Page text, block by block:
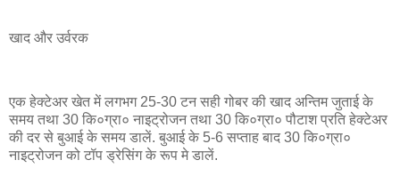
खाद और उर्वरक
एक हेक्टेअर खेत में लगभग 25-30 टन सही गोबर की खाद अन्तिम जुताई के
समय तथा 30 कि०ग्रा० नाइट्रोजन तथा 30 कि०ग्रा० पौटाश प्रति हेक्टेअर
की दर से बुआई के समय डालें. बुआई के 5-6 सप्ताह बाद 30 कि०ग्रा०
नाइट्रोजन को टॉप ड्रेसिंग के रूप मे डालें.